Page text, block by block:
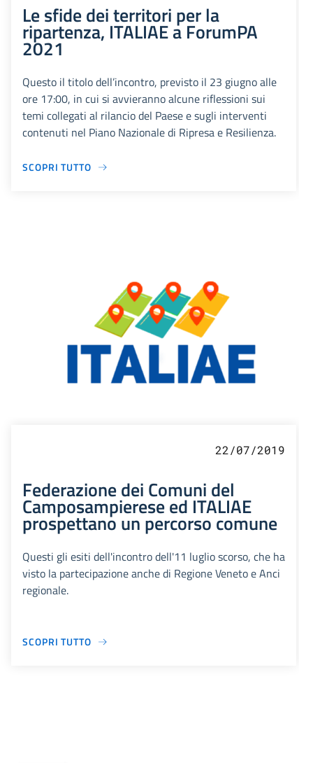
Le sfide dei territori per la
ripartenza, ITALIAE a ForumPA
2021
Questo il titolo dell’incontro, previsto il 23 giugno alle
ore 17:00, in cui si avvieranno alcune riflessioni sui
temi collegati al rilancio del Paese e sugli interventi
contenuti nel Piano Nazionale di Ripresa e Resilienza.
SCOPRI TUTTO
22/07/2019
Federazione dei Comuni del
Camposampierese ed ITALIAE
prospettano un percorso comune
Questi gli esiti dell'incontro dell'11 luglio scorso, che ha
visto la partecipazione anche di Regione Veneto e Anci
regionale.
SCOPRI TUTTO